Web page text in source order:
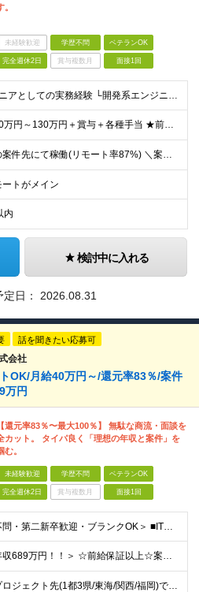
。
未経験歓迎 学歴不問 ベテランOK
完全週休2日 賞与複数月 面接1回
■エンジニアとしての実務経験 └開発系エンジニア／サーバ／NWの設計・構築や運用・保守／テクサポ経験／Web系 等 ◎学歴・ブランク・転職回数不問。20代、30代、40代が幅広く活躍中！ ◎選考はW
★月給30万円～130万円＋賞与＋各種手当 ★前職給与保証 ※給与は案件単価に完全連動 ※案件の契約内容や昇給、賞与額はすべて開示いたします。 ※上記給与には、月30時間の固定残業代（57,143円
★全国の案件先にて稼働(リモート率87%) ＼案件は「100%選択制」なので、理想の働き方が可能！／ ＼＼フルリモート・ハイブリッド・フル出社から選択可能です／／ ※事務作業／帰社日はありません
ートがメイン
内
検討中に入れる
日： 2026.08.31
話を聞きたい応募可
会社
OK/月給40万円～/還元率83％/案件
万円
【還元率83％〜最大100％】 無駄な商流・面談を
カット。 タイパ良く「理想の年収と案件」を
む。
未経験歓迎 学歴不問 ベテランOK
完全週休2日 賞与複数月 面接1回
＜学歴不問・第二新卒歓迎・ブランクOK＞ ■ITシステム／インフラの開発・運用・保守いずれかの工程に携わった経験がある方 ┗ITエンジニアとして、1年以上活躍されている方を想定しています。 ┗分野、
＜平均年収689万円！！＞ ☆前給保証以上☆案件待機期間も給与保証あり☆ 月給40万円～120万円（固定残業代含む） ※経験や能力を考慮し決定します ※試用期間6ヶ月あり。条件や待遇に差異はありませ
全国のプロジェクト先(1都3県/東海/関西/福岡)での勤務となります。 ★全国から参画可能な案件あり！ ★リモートワーク・リモート併用・常駐案件すべてあり！ ★転居を伴う転勤はナシ ┗1人1人の働き